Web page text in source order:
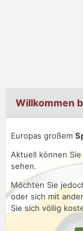
Willkommen
Europas großem
Aktuell können
sehen.
Möchten Sie
oder sich mit
Sie sich völlig